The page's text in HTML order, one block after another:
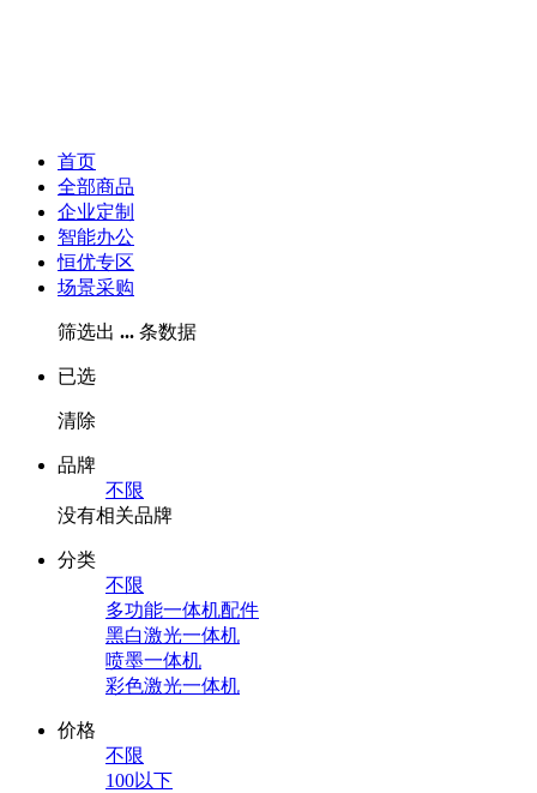
首页
全部商品
企业定制
智能办公
恒优专区
场景采购
筛选出 ... 条数据
已选
清除
品牌
不限
没有相关品牌
分类
不限
多功能一体机配件
黑白激光一体机
喷墨一体机
彩色激光一体机
价格
不限
100以下